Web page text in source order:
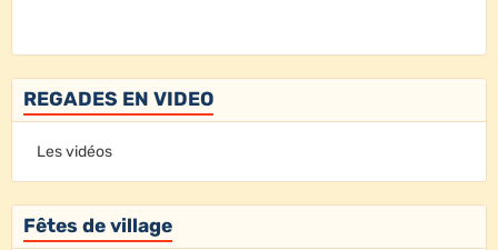
REGADES EN VIDEO
Les vidéos
Fêtes de village